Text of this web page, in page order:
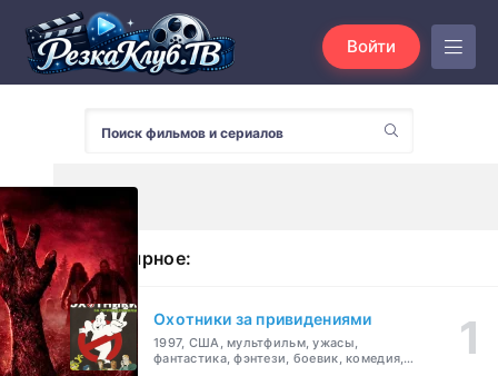
Войти
Популярное:
Охотники за привидениями
1997, США, мультфильм, ужасы,
фантастика, фэнтези, боевик, комедия,